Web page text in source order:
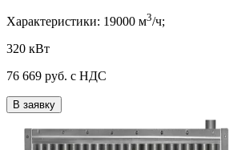
Характеристики: 19000 м3/ч;
320 кВт
76 669 руб. с НДС
В заявку